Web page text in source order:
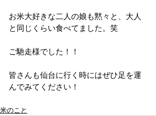
お米大好きな二人の娘も黙々と、大人
と同じくらい食べてました。笑
ご馳走様でした！！
皆さんも仙台に行く時にはぜひ足を運
んでみてください！
米のこと